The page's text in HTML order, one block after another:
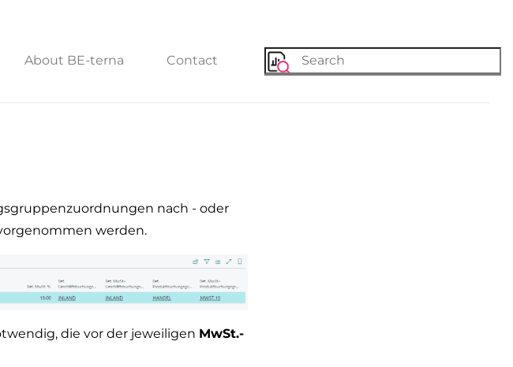
About BE-terna Contact
nach - oder
werden.
die vor der jeweiligen MwSt.-